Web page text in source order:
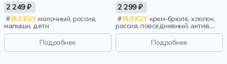
2 249 ₽
BUNGLYмолочный, россия,
малыши, дети
Подробнее
2 299 ₽
BUNGLYкрем-брюле, хлопок,
россия, повседневный, актив,
девочки, малыши, дошкольники,
Подробнее